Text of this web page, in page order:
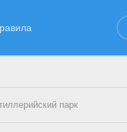
парк